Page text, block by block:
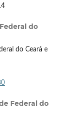
do
do Ceará e
Federal do